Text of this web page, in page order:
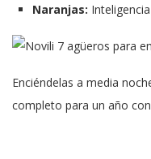
Naranjas: Inteligencia
Enciéndelas a media
completo para un año